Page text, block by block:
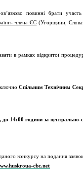
’язково повинні брати
члена ЄС (Угорщини,
в рамках відкритої
Спільним Технічним
до 14:00 години за центрально-
конкурсу на подання
cbc.net